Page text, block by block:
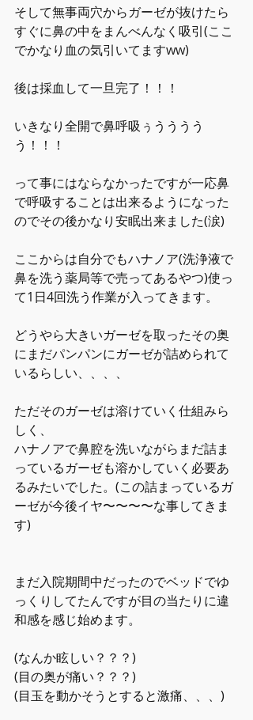
そして無事両穴からガーゼが抜けたら
すぐに鼻の中をまんべんなく吸引(ここ
でかなり血の気引いてますww)
後は採血して一旦完了！！！
いきなり全開で鼻呼吸ぅうううう
う！！！
って事にはならなかったですが一応鼻
で呼吸することは出来るようになった
のでその後かなり安眠出来ました(涙)
ここからは自分でもハナノア(洗浄液で
鼻を洗う薬局等で売ってあるやつ)使っ
て1日4回洗う作業が入ってきます。
どうやら大きいガーゼを取ったその奥
にまだパンパンにガーゼが詰められて
いるらしい、、、、
ただそのガーゼは溶けていく仕組みら
しく、
ハナノアで鼻腔を洗いながらまだ詰ま
っているガーゼも溶かしていく必要あ
るみたいでした。(この詰まっているガ
ーゼが今後イヤ〜〜〜〜な事してきま
す)
まだ入院期間中だったのでベッドでゆ
っくりしてたんですが目の当たりに違
和感を感じ始めます。
(なんか眩しい？？？)
(目の奥が痛い？？？)
(目玉を動かそうとすると激痛、、、)